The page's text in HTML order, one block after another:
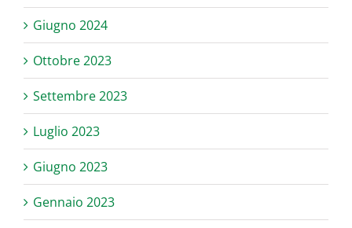
Giugno 2024
Ottobre 2023
Settembre 2023
Luglio 2023
Giugno 2023
Gennaio 2023